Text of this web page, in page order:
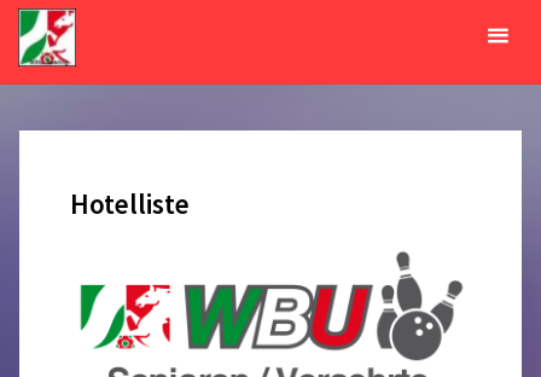
Zum
Inhalt
springenMonat:
Hotelliste